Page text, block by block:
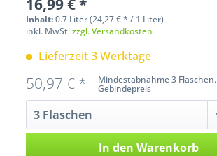
Inhalt:0.7 Liter (24,27 € * / 1 Liter)
inkl. MwSt.zzgl. Versandkosten
Lieferzeit 3 Werktage
Mindestabnahme 3 Flaschen.
Gebindepreis
50,97 € *
In den Warenkorb